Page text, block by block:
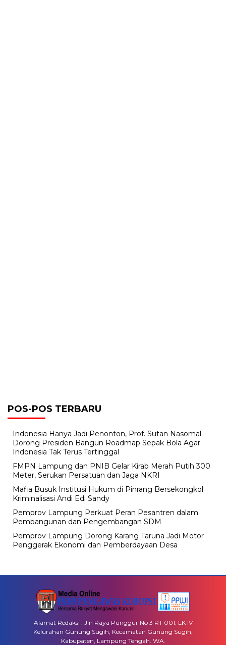
POS-POS TERBARU
Indonesia Hanya Jadi Penonton, Prof. Sutan Nasomal
Dorong Presiden Bangun Roadmap Sepak Bola Agar
Indonesia Tak Terus Tertinggal
FMPN Lampung dan PNIB Gelar Kirab Merah Putih 300
Meter, Serukan Persatuan dan Jaga NKRI
Mafia Busuk Institusi Hukum di Pinrang Bersekongkol
Kriminalisasi Andi Edi Sandy
Pemprov Lampung Perkuat Peran Pesantren dalam
Pembangunan dan Pengembangan SDM
Pemprov Lampung Dorong Karang Taruna Jadi Motor
Penggerak Ekonomi dan Pemberdayaan Desa
Alamat Redaksi : Jln Raya Punggur No 3 RT 001. LK IV
Kelurahan Gunung Sugih, Kecamatan Gunung Sugih,
Kabupaten, Lampung Tengah. WA.